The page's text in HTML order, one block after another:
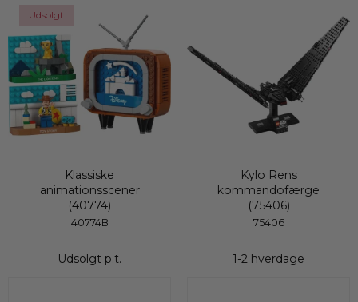
Udsolgt
Klassiske
animationsscener
(40774)
40774B
Udsolgt p.t.
Kylo Rens
kommandofærge
(75406)
75406
1-2 hverdage